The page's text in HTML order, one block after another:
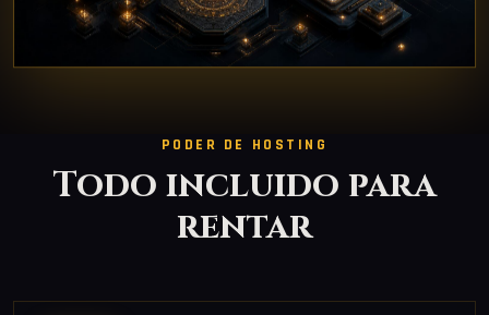
PODER DE HOSTING
Todo incluido para
rentar